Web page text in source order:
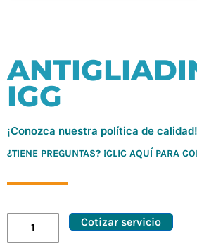
IGG
¡Conozca nuestra política de calidad!
¿TIENE PREGUNTAS? ¡CLIC AQUÍ PARA
Cotizar servicio